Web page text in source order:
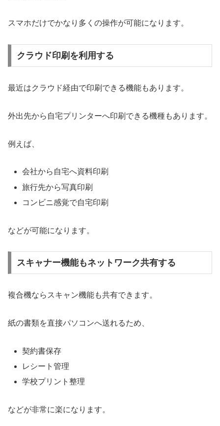
スマホだけでかなり多くの操作が可能になります。
クラウド印刷を利用する
最近はクラウド経由で印刷できる機能もあります。
外出先から自宅プリンターへ印刷できる機種もあります。
例えば、
会社から自宅へ資料印刷
旅行先から写真印刷
コンビニ感覚で自宅印刷
などが可能になります。
スキャナー機能もネットワーク共有する
複合機ならスキャン機能も共有できます。
紙の書類を直接パソコンへ送れるため、
契約書保存
レシート管理
学校プリント整理
などが非常に楽になります。